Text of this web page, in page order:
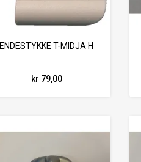
ENDESTYKKE T-MIDJA H
kr 79,00